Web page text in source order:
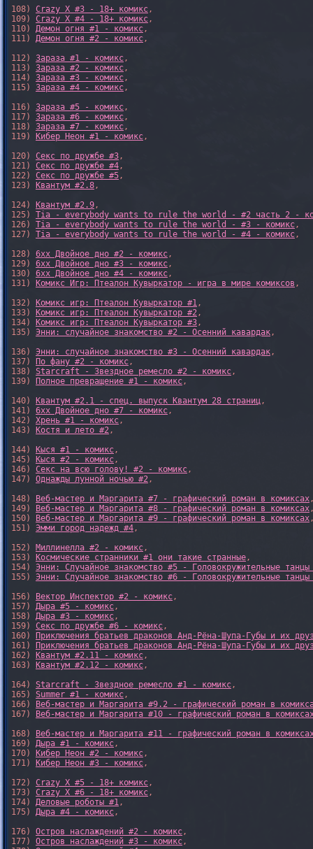
108) Crazy X #3 - 18+ комикс,
109) Crazy X #4 - 18+ комикс,
110) Демон огня #1 - комикс,
111) Демон огня #2 - комикс,
112) Зараза #1 - комикс,
113) Зараза #2 - комикс,
114) Зараза #3 - комикс,
115) Зараза #4 - комикс,
116) Зараза #5 - комикс,
117) Зараза #6 - комикс,
118) Зараза #7 - комикс,
119)
Кибер Неон #1 - комикс,
120) Секс по дружбе #3,
121) Секс по дружбе #4,
122) Секс по дружбе #5,
123)
Квантум #2.8,
124)
Квантум #2.9,
125) Tia - everybody wants to rule the world - #2 часть 2 -
126) Tia - everybody wants to rule the world - #3 - комикс,
127) Tia - everybody wants to rule the world - #4 - комикс,
128) 6xx Двойное дно #2 - комикс,
129) 6xx Двойное дно #3 - комикс,
130) 6xx Двойное дно #4 - комикс,
131)
Комикс Игр: Птеалон Кувыркатор - игра в мире комиксов ,
132)
Комикс игр: Птеалон Кувыркатор #1,
133)
Комикс игр: Птеалон Кувыркатор #2,
134)
Комикс игр: Птеалон Кувыркатор #3,
135) Энни: случайное знакомство #2 - Осенний кавардак,
136) Энни: случайное знакомство #3 - Осенний кавардак,
137)
По фану #2 - комикс,
138) Starcraft - Звездное ремесло #2 - комикс,
139)
Полное превращение #1 - комикс,
140)
Квантум #2.1 - спец. выпуск Квантум 28 страниц,
141) 6xx Двойное дно #7 - комикс,
142) Хрень #1 - комикс,
143)
Костя и лето #2,
144)
Кыся #1 - комикс,
145)
Кыся #2 - комикс,
146) Секс на всю голову! #2 - комикс,
147) Однажды лунной ночью #2,
148)
Веб-мастер и Маргарита #7 - графический роман в комиксах
149)
Веб-мастер и Маргарита #8 - графический роман в комиксах
150)
Веб-мастер и Маргарита #9 - графический роман в комиксах
151) Эмми город надежд #4,
152) Миллинелла #2 - комикс,
153)
Космические странники #1 они такие странные,
154) Энни: Случайное знакомство #5 - Головокружительные
155) Энни: Случайное знакомство #6 - Головокружительные
156)
Вектор Инспектор #2 - комикс,
157) Дыра #5 - комикс,
158) Дыра #3 - комикс,
159) Секс по дружбе #6 - комикс,
160)
Приключения братьев драконов Анд-Рёна-Шупа-Губы и их
161)
Приключения братьев драконов Анд-Рёна-Шупа-Губы и их
162)
Квантум #2.11 - комикс,
163)
Квантум #2.12 - комикс,
164) Starcraft - Звездное ремесло #1 - комикс,
165) Summer #1 - комикс,
166)
Веб-мастер и Маргарита #9.2 - графический роман в
167)
Веб-мастер и Маргарита #10 - графический роман в
168)
Веб-мастер и Маргарита #11 - графический роман в
169) Дыра #1 - комикс,
170)
Кибер Неон #2 - комикс,
171)
Кибер Неон #3 - комикс,
172) Crazy X #5 - 18+ комикс,
173) Crazy X #6 - 18+ комикс,
174) Деловые роботы #1,
175) Дыра #4 - комикс,
176) Остров наслаждений #2 - комикс,
177) Остров наслаждений #3 - комикс,